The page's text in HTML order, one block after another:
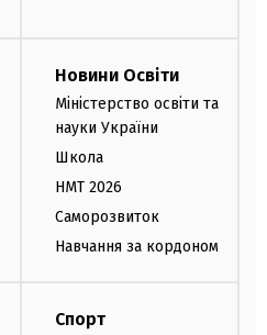
Новини Освіти
Міністерство освіти та
науки України
Школа
НМТ 2026
Саморозвиток
Навчання за кордоном
Спорт